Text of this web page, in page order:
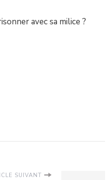
avec sa milice ?
SUIVANT